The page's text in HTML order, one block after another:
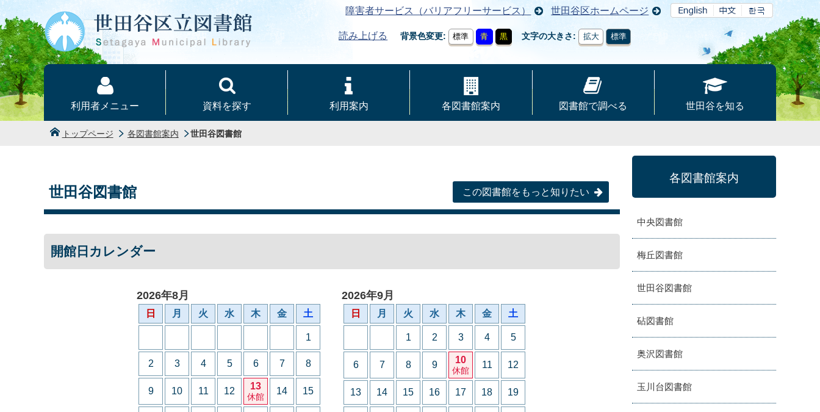
本文へ
障害者サービス（バリアフリーサービス） 世田谷区ホームページ
読み上げる 背景色変更 標準 青 黒 文字の大きさ 拡大 標準
利用者メニュー 資料を探す 利用案内 各図書館案内 図書館で調べる 世田谷を知る
トップページ 各図書館案内 世田谷図書館
世田谷図書館 この図書館をもっと知りたい
開館日カレンダー
2026年8月
日 月 火 水 木 金 土
1
2 3 4 5 6 7 8
9 10 11 12 13
休館
14 15
2026年9月
日 月 火 水 木 金 土
1 2 3 4 5
6 7 8 9 10
休館
11 12
13 14 15 16 17 18 19
各図書館案内
中央図書館
梅丘図書館
世田谷図書館
砧図書館
奥沢図書館
玉川台図書館